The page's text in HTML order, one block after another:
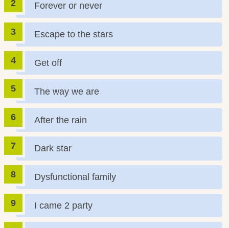
Forever or never
Escape to the stars
Get off
The way we are
After the rain
Dark star
Dysfunctional family
I came 2 party